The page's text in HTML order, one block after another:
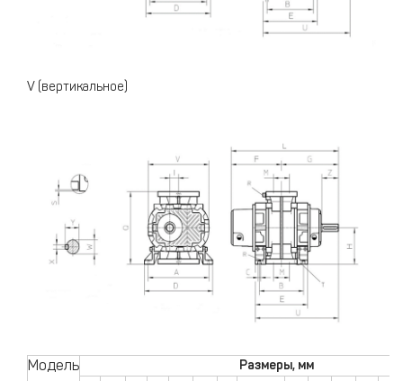
V (вертикальное)
Модель
Размеры, мм